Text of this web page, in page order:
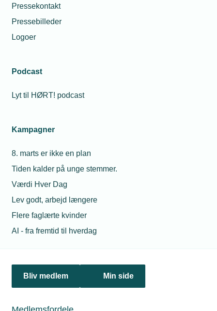
Pressekontakt
Pressebilleder
Logoer
Podcast
Lyt til HØRT! podcast
Kampagner
8. marts er ikke en plan
Tiden kalder på unge stemmer.
Værdi Hver Dag
Lev godt, arbejd længere
Flere faglærte kvinder
AI - fra fremtid til hverdag
Bliv medlem Min side
Politik & analyse
jura@tekniq.dk
tekniq@tekniq.dk